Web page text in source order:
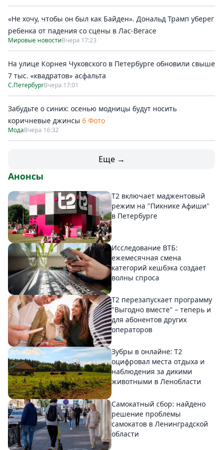
«Не хочу, чтобы он был как Байден». Дональд Трамп уберег
ребенка от падения со сцены в Лас-Вегасе
Мировые новостиВчера 17:23
На улице Корнея Чуковского в Петербурге обновили свыше
7 тыс. «квадратов» асфальта
С.ПетербургВчера 17:01
Забудьте о синих: осенью модницы будут носить
коричневые джинсы 6 Фото
МодаВчера 16:32
Еще →
Анонсы
Т2 включает маджентовый
режим на "Пикнике Афиши"
в Петербурге
Исследование ВТБ:
ежемесячная смена
категорий кешбэка создает
волны спроса
Т2 перезапускает программу
"Выгодно вместе" – теперь и
для абонентов других
операторов
Зубры в онлайне: Т2
оцифровал места отдыха и
наблюдения за дикими
животными в Ленобласти
Самокатный сбор: найдено
решение проблемы
самокатов в Ленинградской
области